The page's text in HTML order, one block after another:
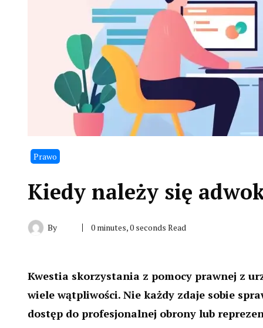
Prawo
Kiedy należy się
By 0 minutes, 0 seconds Read
Kwestia skorzystania z pomocy prawnej z
wiele wątpliwości. Nie każdy zdaje sobie
dostęp do profesjonalnej obrony lub